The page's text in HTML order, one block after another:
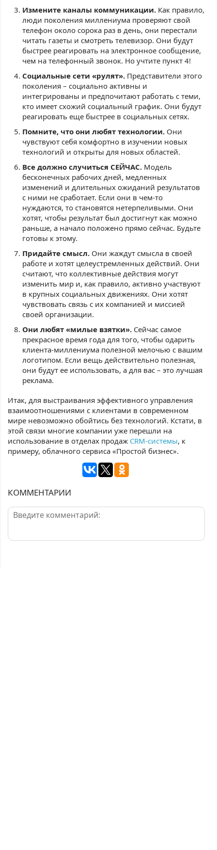
Измените каналы коммуникации. Как правило,
люди поколения миллениума проверяют свой
телефон около сорока раз в день, они перестали
читать газеты и смотреть телевизор. Они будут
быстрее реагировать на электронное сообщение,
чем на телефонный звонок. Но учтите пункт 4!
Социальные сети «рулят». Представители этого
поколения – социально активны и
интегрированы и предпочитают работать с теми,
кто имеет схожий социальный график. Они будут
реагировать еще быстрее в социальных сетях.
Помните, что они любят технологии. Они
чувствуют себя комфортно в изучении новых
технологий и открыты для новых областей.
Все должно случиться СЕЙЧАС. Модель
бесконечных рабочих дней, медленных
изменений и длительных ожиданий результатов
с ними не сработает. Если они в чем-то
нуждаются, то становятся нетерпеливыми. Они
хотят, чтобы результат был достигнут как можно
раньше, а начало положено прямо сейчас. Будьте
готовы к этому.
Придайте смысл. Они жаждут смысла в своей
работе и хотят целеустремленных действий. Они
считают, что коллективные действия могут
изменить мир и, как правило, активно участвуют
в крупных социальных движениях. Они хотят
чувствовать связь с их компанией и миссией
своей организации.
Они любят «милые взятки». Сейчас самое
прекрасное время года для того, чтобы одарить
клиента-миллениума полезной мелочью с вашим
логотипом. Если вещь действительно полезная,
они будут ее использовать, а для вас – это лучшая
реклама.
Итак, для выстраивания эффективного управления
взаимоотношениями с клиентами в современном
мире невозможно обойтись без технологий. Кстати, в
этой связи многие компании уже перешли на
использование в отделах продаж CRM-системы, к
примеру, облачного сервиса «Простой бизнес».
КОММЕНТАРИИ